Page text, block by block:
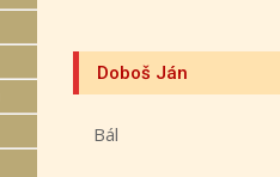
Doboš Ján
Bál